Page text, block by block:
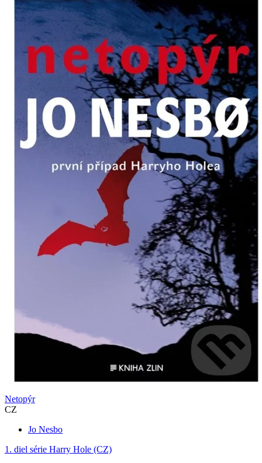
Netopýr
CZ
Jo Nesbo
1. diel série Harry Hole (CZ)